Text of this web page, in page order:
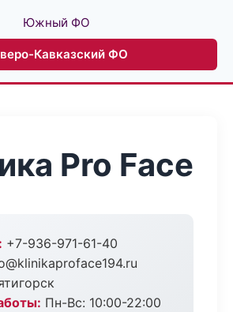
Южный ФО
Кавказский ФО
Pro Face
+7-936-971-61-40
Пн-Вс: 10:00-22:00